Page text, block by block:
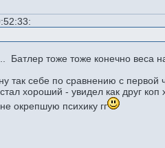
тоже тоже конечно веса
так себе по сравнению с первой
хороший - увидел как друг
окрепшую психику гг